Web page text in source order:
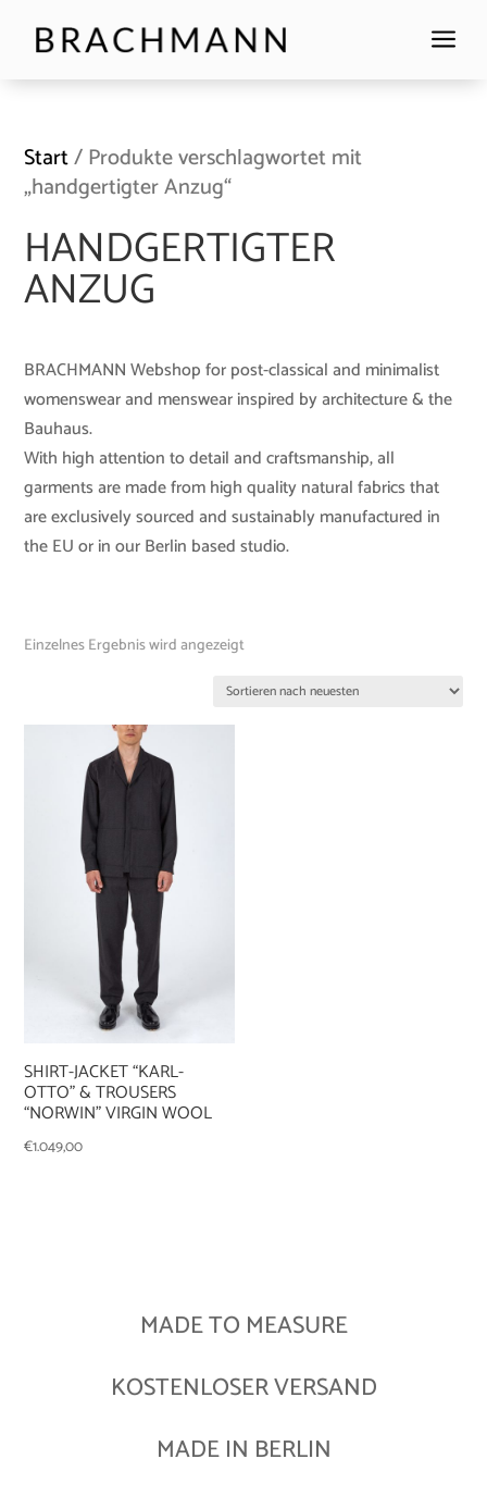
a
Start/ Produkte verschlagwortet mit
„handgertigter Anzug“
HANDGERTIGTER
ANZUG
BRACHMANN Webshop for post-classical and minimalist
womenswear and menswear inspired by architecture & the
Bauhaus.
With high attention to detail and craftsmanship, all
garments are made from high quality natural fabrics that
are exclusively sourced and sustainably manufactured in
the EU or in our Berlin based studio.
Einzelnes Ergebnis wird angezeigt
SHIRT-JACKET “KARL-
OTTO” & TROUSERS
“NORWIN” VIRGIN WOOL
€1.049,00
MADE TO MEASURE
KOSTENLOSER VERSAND
MADE IN BERLIN